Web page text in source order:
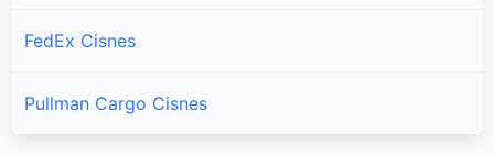
FedEx Cisnes
Pullman Cargo Cisnes